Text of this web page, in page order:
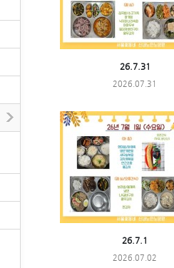
26.7.31
2026.07.31
26.7.1
2026.07.02